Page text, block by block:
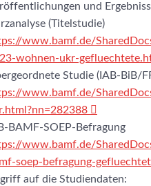
und
(Titelstudie)
www.bamf.de/
wohnen-ukr-
Studie (IAB-BiB/
www.bamf.de/
BAMF-SOEP-Befragung
www.bamf.de/
soep-befragung-
auf die Studiendaten: